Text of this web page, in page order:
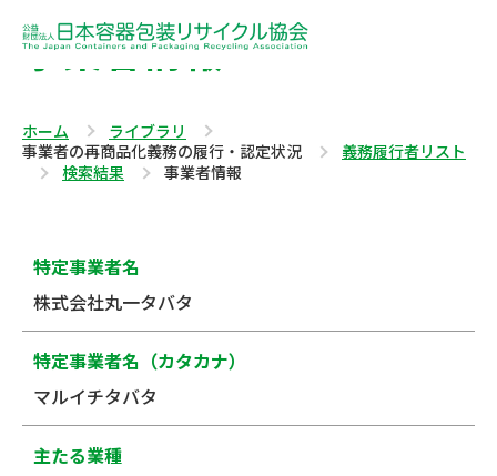
事業者情報
ホーム
ライブラリ
事業者の再商品化義務の履行・認定状況
義務履行者リスト
検索結果
事業者情報
特定事業者名
株式会社丸一タバタ
特定事業者名（カタカナ）
マルイチタバタ
主たる業種